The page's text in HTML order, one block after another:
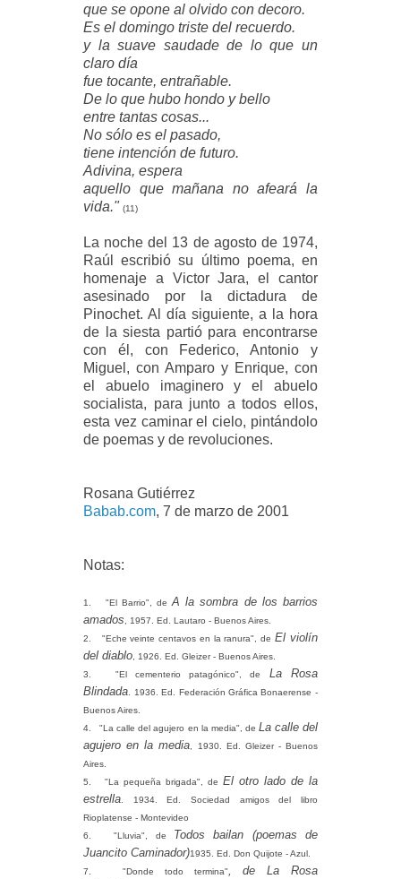
que se opone al olvido con decoro.
Es el domingo triste del recuerdo.
y la suave saudade de lo que un
claro día
fue tocante, entrañable.
De lo que hubo hondo y bello
entre tantas cosas...
No sólo es el pasado,
tiene intención de futuro.
Adivina, espera
aquello que mañana no afeará la
vida."(11)
La noche del 13 de agosto de 1974,
Raúl escribió su último poema, en
homenaje a Victor Jara, el cantor
asesinado por la dictadura de
Pinochet. Al día siguiente, a la hora
de la siesta partió para encontrarse
con él, con Federico, Antonio y
Miguel, con Amparo y Enrique, con
el abuelo imaginero y el abuelo
socialista, para junto a todos ellos,
esta vez caminar el cielo, pintándolo
de poemas y de revoluciones.
Rosana Gutiérrez
Babab.com, 7 de marzo de 2001
Notas:
1. "El Barrio", deA la sombra de los barrios
amados
, 1957. Ed. Lautaro - Buenos Aires.
2.
"Eche veinte centavos en la ranura", deEl violín
del diablo , 1926. Ed. Gleizer - Buenos Aires.
3.
"El cementerio patagónico", de
La Rosa
Blindada . 1936. Ed. Federación Gráfica Bonaerense -
Buenos Aires.
4.
"La calle del agujero en la media", de La calle del
agujero en la media , 1930. Ed. Gleizer - Buenos
Aires.
5.
"La pequeña brigada", de El otro lado de la
estrella . 1934. Ed. Sociedad amigos del libro
Rioplatense - Montevideo
6.
"Lluvia", de
Todos bailan (poemas de
Juancito Caminador)1935. Ed. Don Quijote - Azul.
7.
"Donde todo termina"
, de La Rosa